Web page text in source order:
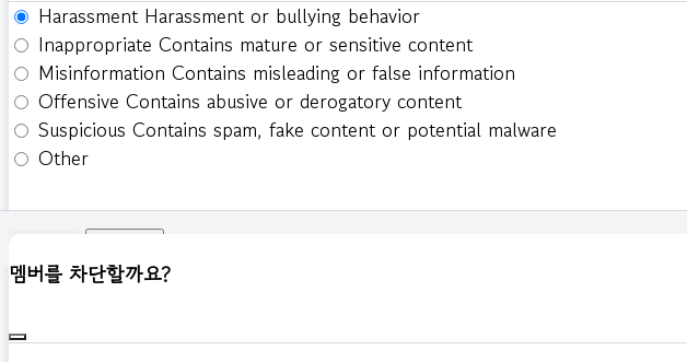
Harassment Harassment or bullying behavior
Inappropriate Contains mature or sensitive content
Misinformation Contains misleading or false information
Offensive Contains abusive or derogatory content
Suspicious Contains spam, fake content or potential malware
Other
멤버를 차단할까요?